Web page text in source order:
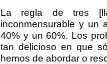
La regla de tres
inconmensurable y un
40% y un 60%. Los
tan delicioso en que
hemos de abordar o